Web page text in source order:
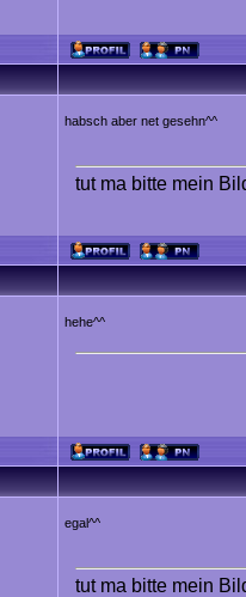
habsch aber net gesehn^^
tut ma bitte mein
hehe^^
egal^^
tut ma bitte mein